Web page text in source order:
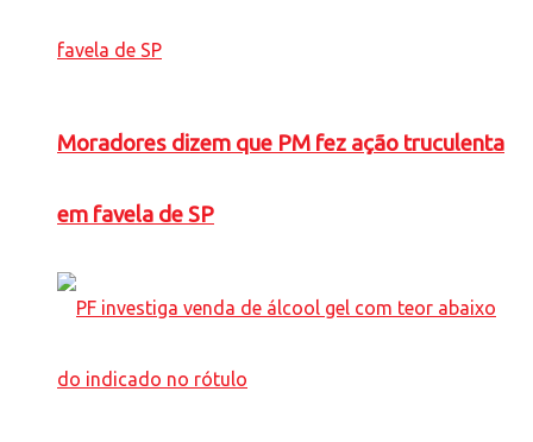
Moradores dizem que PM fez ação truculenta
em favela de SP